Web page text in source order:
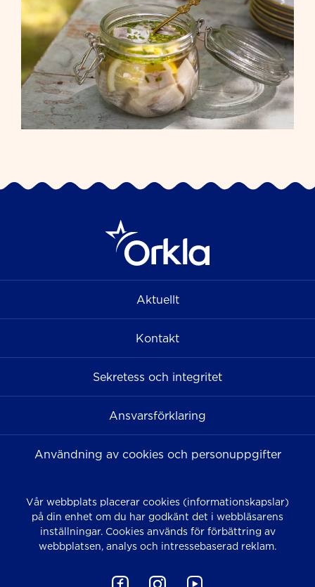
Aktuellt
Kontakt
Sekretess och integritet
Ansvarsförklaring
Användning av cookies och personuppgifter
Vår webbplats placerar cookies (informationskapslar)
på din enhet om du har godkänt det i webbläsarens
inställningar. Cookies används för förbättring av
webbplatsen, analys och intressebaserad reklam.